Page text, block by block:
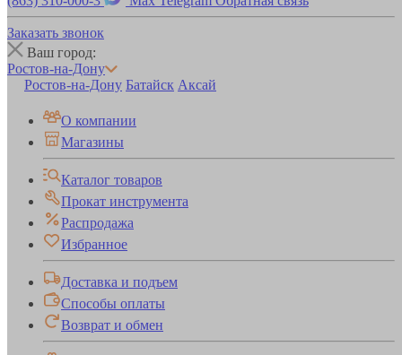
Заказать звонок
Ваш город:
Ростов-на-Дону
Ростов-на-Дону Батайск Аксай
О компании
Магазины
Каталог товаров
Прокат инструмента
Распродажа
Избранное
Доставка и подъем
Способы оплаты
Возврат и обмен